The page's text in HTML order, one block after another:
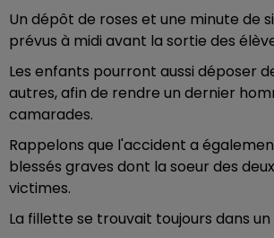
Un dépôt de roses et une minute de
prévus à midi avant la sortie des
Les enfants pourront aussi déposer
autres, afin de rendre un dernier
camarades.
Rappelons que l'accident a
blessés graves dont la soeur des
victimes.
La fillette se trouvait toujours dans